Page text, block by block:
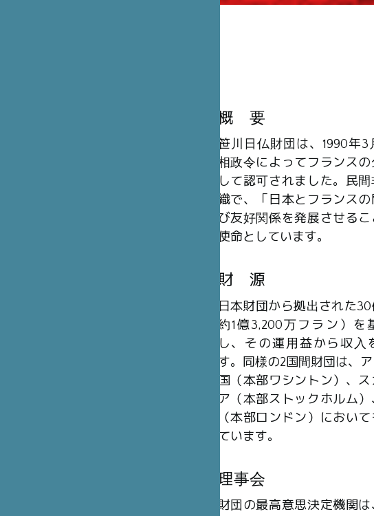
概 要
笹川日仏財団は、1990年3
相政令によってフランス
して認可されました。民
織で、「日本とフランス
び友好関係を発展させる
使命としています。
財 源
日本財団から拠出された
約1億3,200万フラン）を
し、その運用益から収入
す。同様の2国間財団は、
国（本部ワシントン）、
ア（本部ストックホルム
（本部ロンドン）におい
ています。
理事会
財団の最高意思決定機関